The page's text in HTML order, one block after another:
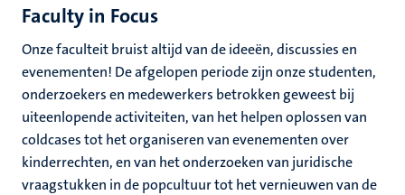
Faculty in Focus
Onze faculteit bruist altijd van de ideeën, discussies en
evenementen! De afgelopen periode zijn onze studenten,
onderzoekers en medewerkers betrokken geweest bij
uiteenlopende activiteiten, van het helpen oplossen van
coldcases tot het organiseren van evenementen over
kinderrechten, en van het onderzoeken van juridische
vraagstukken in de popcultuur tot het vernieuwen van de